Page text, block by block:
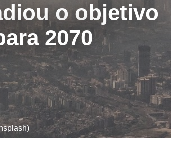
o objetivo
2070